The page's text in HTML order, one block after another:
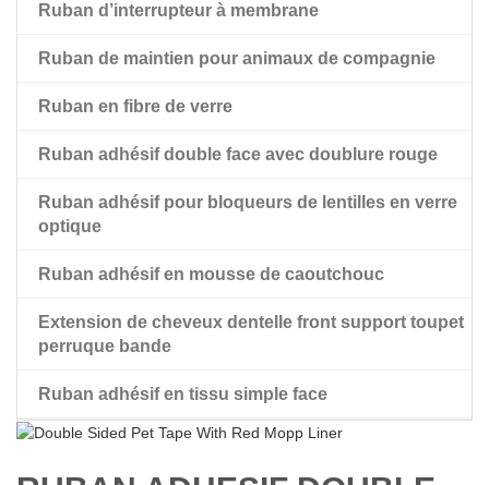
Ruban d’interrupteur à membrane
Ruban de maintien pour animaux de compagnie
Ruban en fibre de verre
Ruban adhésif double face avec doublure rouge
Ruban adhésif pour bloqueurs de lentilles en verre
optique
Ruban adhésif en mousse de caoutchouc
Extension de cheveux dentelle front support toupet
perruque bande
perruque ruban adhésif double face
Ruban adhésif en tissu simple face